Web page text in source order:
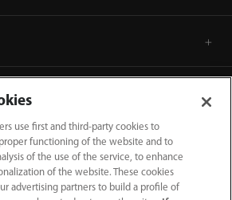
use first and third-party cookies to
functioning of the website and to
of the use of the service, to enhance
of the website. These cookies
advertising partners to build a profile of